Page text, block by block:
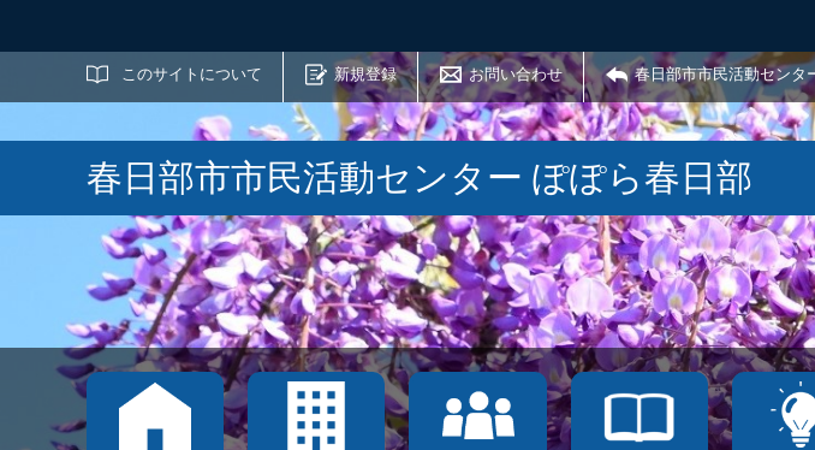
このサイトについて 新規登録 お問い合わせ 春日部市市民活動センタ
サイト内検索
春日部市市民活動センター ぽぽら春日部